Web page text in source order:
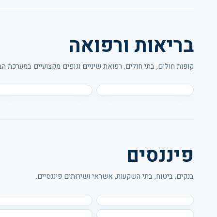
בריאות ורפואה
קופות חולים, בתי חולים, רפואת שיניים וגופים מקצועיים במערכת
פיננסים
בנקים, ביטוח, בתי השקעות, אשראי ושירותים פיננסיים.